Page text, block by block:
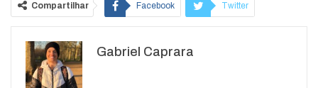
Compartilhar Facebook Twitter
WhatsApp
Gabriel Caprara